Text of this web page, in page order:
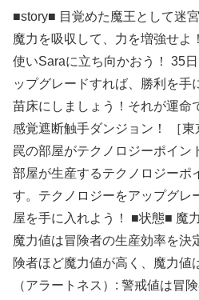
■story■ 目覚めた魔王として迷
魔力を吸収して、力を増強せよ
使いSaraに立ち向かおう！ 35
ップグレードすれば、勝利を手
苗床にしましょう！それが運命
感覚遮断触手ダンジョン！ ［
罠の部屋がテクノロジーポイン
部屋が生産するテクノロジーポ
す。テクノロジーをアップグレ
屋を手に入れよう！ ■状態■ 魔
魔力値は冒険者の生産効率を決
険者ほど魔力値が高く、魔力値
（アラートネス）: 警戒値は冒